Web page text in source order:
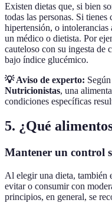
Existen dietas que, si bien
todas las personas. Si
hipertensión, o intolerancias
un médico o dietista. Por
cauteloso con su ingesta de
bajo índice glucémico.
💡 Aviso de experto:
Nutricionistas, una
condiciones específicas
5. ¿Qué
Mantener un control
Al elegir una dieta, también
evitar o consumir con
principios, en general, se